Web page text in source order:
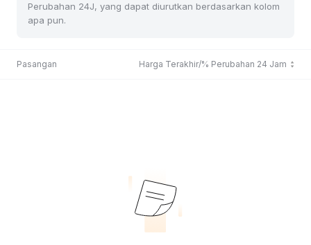
Perubahan 24J, yang dapat diurutkan berdasarkan kolom
apa pun.
Pasangan Harga Terakhir/% Perubahan 24 Jam